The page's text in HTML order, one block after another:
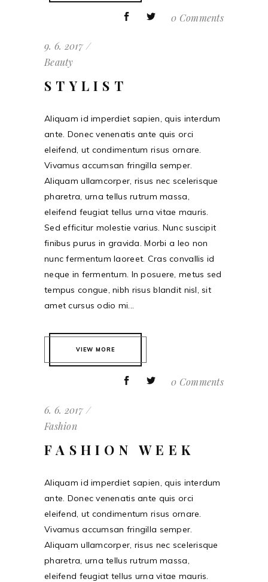
0 Comments
9. 6. 2017
Beauty
STYLIST
Aliquam id imperdiet sapien, quis interdum
ante. Donec venenatis ante quis orci
eleifend, ut condimentum risus ornare.
Vivamus accumsan fringilla semper.
Aliquam ullamcorper, risus nec scelerisque
pharetra, urna tellus rutrum massa,
eleifend feugiat tellus urna vitae mauris.
Sed efficitur molestie varius. Nunc suscipit
finibus purus in gravida. Morbi a leo non
nunc fermentum laoreet. Cras convallis id
neque in fermentum. In posuere, metus sed
tempus congue, nibh risus blandit nisl, sit
amet cursus odio mi...
VIEW MORE
0 Comments
6. 6. 2017
Fashion
FASHION WEEK
Aliquam id imperdiet sapien, quis interdum
ante. Donec venenatis ante quis orci
eleifend, ut condimentum risus ornare.
Vivamus accumsan fringilla semper.
Aliquam ullamcorper, risus nec scelerisque
pharetra, urna tellus rutrum massa,
eleifend feugiat tellus urna vitae mauris.